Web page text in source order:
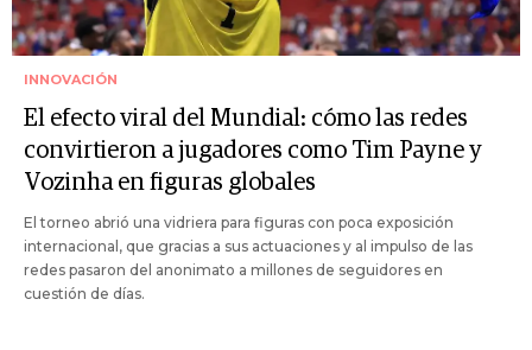
INNOVACIÓN
El efecto viral del Mundial: cómo las redes
convirtieron a jugadores como Tim Payne y
Vozinha en figuras globales
El torneo abrió una vidriera para figuras con poca exposición
internacional, que gracias a sus actuaciones y al impulso de las
redes pasaron del anonimato a millones de seguidores en
cuestión de días.